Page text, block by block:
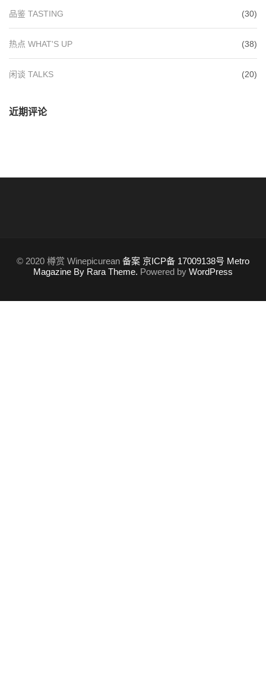
品鉴 TASTING (30)
热点 WHAT'S UP (38)
闲谈 TALKS (20)
近期评论
© 2020 樽赏 Winepicurean 备案 京ICP备 17009138号 Metro
Magazine By Rara Theme. Powered by WordPress